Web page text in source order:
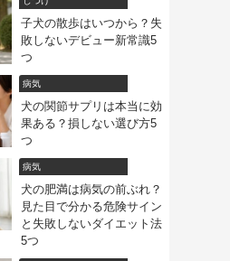
子犬の散歩はいつから？失
敗しないデビュー新常識5
つ
病気
犬の関節サプリは本当に効
果ある？損しない選び方5
つ
病気
犬の肥満は病気の前ぶれ？
見た目で分かる危険サイン
と失敗しないダイエット法
5つ